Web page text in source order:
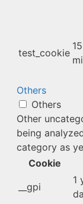
test_cookie
15
Others
Others
Other
being
category as
Cookie
__gpi
1